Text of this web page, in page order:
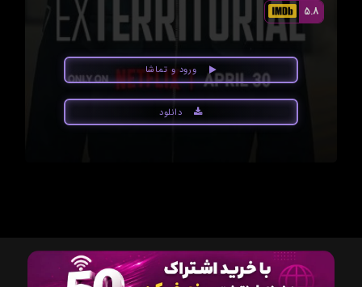
5.8
ورود و تماشا
دانلود